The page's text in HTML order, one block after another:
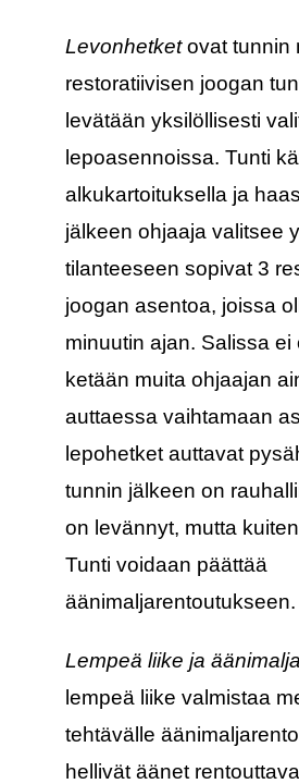
Levonhetketovat tunnin
restoratiivisen joogan
levätään yksilöllisesti
lepoasennoissa. Tunti
alkukartoituksella ja
jälkeen ohjaaja valitsee
tilanteeseen sopivat 3
joogan asentoa, joissa
minuutin ajan. Salissa ei
ketään muita ohjaajan
auttaessa vaihtamaan
lepohetket auttavat
tunnin jälkeen on
on levännyt, mutta
Tunti voidaan päättää
äänimaljarentoutukseen.
Lempeä liike ja
lempeä liike valmistaa
tehtävälle
hellivät äänet